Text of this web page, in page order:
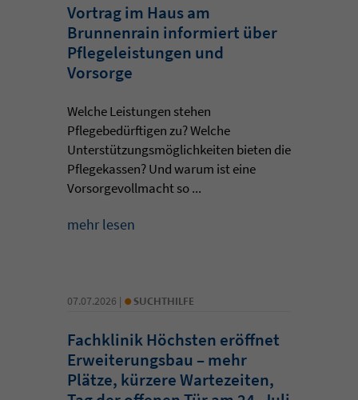
Vortrag im Haus am
Brunnenrain informiert über
Pflegeleistungen und
Vorsorge
Welche Leistungen stehen
Pflegebedürftigen zu? Welche
Unterstützungsmöglichkeiten bieten die
Pflegekassen? Und warum ist eine
Vorsorgevollmacht so ...
mehr lesen
07.07.2026 | • SUCHTHILFE
Fachklinik Höchsten eröffnet
Erweiterungsbau – mehr
Plätze, kürzere Wartezeiten,